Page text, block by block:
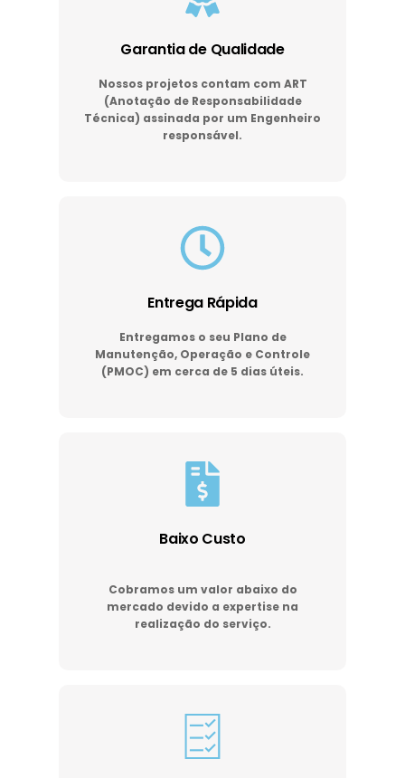
Garantia de Qualidade
Nossos projetos contam com ART
(Anotação de Responsabilidade
Técnica) assinada por um Engenheiro
responsável.
Entrega Rápida
Entregamos o seu Plano de
Manutenção, Operação e Controle
(PMOC) em cerca de 5 dias úteis.
Baixo Custo
Cobramos um valor abaixo do
mercado devido a expertise na
realização do serviço.